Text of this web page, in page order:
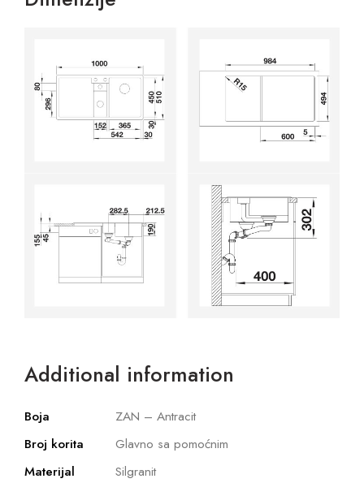
Additional information
Boja
ZAN – Antracit
Broj korita
Glavno sa pomoćnim
Materijal
Silgranit